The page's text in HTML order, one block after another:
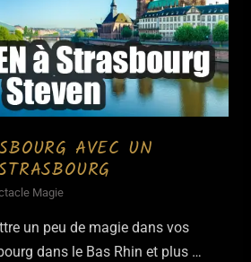
AVEC UN
Magie
un peu de magie dans vos
dans le Bas Rhin et plus …